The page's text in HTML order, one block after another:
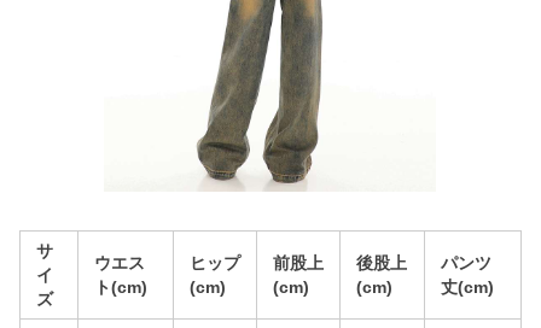
サ
イ
ズ
ウエス
ト(cm)
ヒップ
(cm)
前股上
(cm)
後股上
(cm)
パンツ
丈(cm)